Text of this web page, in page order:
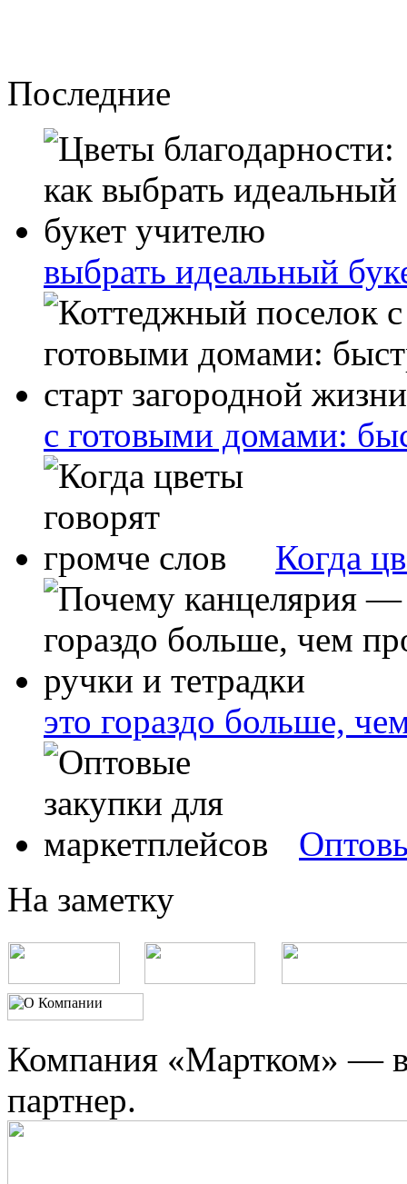
Последние
выбрать идеальный
с готовыми домами:
Когда
это гораздо больше,
На заметку
Компания «Мартком» —
партнер.